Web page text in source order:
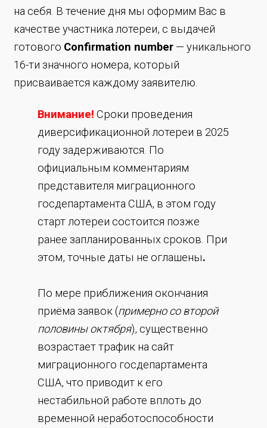
на себя. В течение дня мы оформим Вас в
качестве участника лотереи, с выдачей
готового Сonfirmation number— уникального
16-ти значного номера, который
присваивается каждому заявителю.
Внимание! Сроки проведения
диверсификационной лотереи в 2025
году задерживаются. По
официальным комментариям
представителя миграционного
госдепартамента США, в этом году
старт лотереи состоится позже
ранее запланированных сроков. При
этом, точные даты не оглашены.
По мере приближения окончания
приёма заявок (примерно со второй
половины октября), существенно
возрастает трафик на сайт
миграционного госдепартамента
США, что приводит к его
нестабильной работе вплоть до
временной неработоспособности